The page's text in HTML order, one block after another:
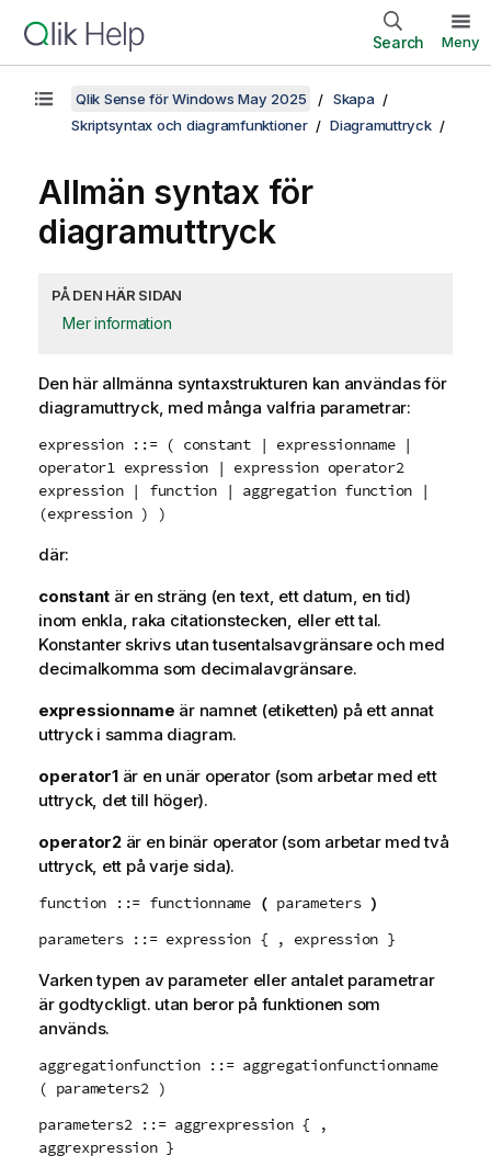
Search Meny
Qlik Sense för Windows May 2025
Skapa
Skriptsyntax och diagramfunktioner
Diagramuttryck
Allmän syntax för
diagramuttryck
PÅ DEN HÄR SIDAN
Mer information
Den här allmänna syntaxstrukturen kan användas för
diagramuttryck, med många valfria parametrar:
expression ::= ( constant | expressionname |
operator1 expression | expression operator2
expression | function | aggregation function |
(expression ) )
där:
constant är en sträng (en text, ett datum, en tid)
inom enkla, raka citationstecken, eller ett tal.
Konstanter skrivs utan tusentalsavgränsare och med
decimalkomma som decimalavgränsare.
expressionname är namnet (etiketten) på ett annat
uttryck i samma diagram.
operator1är en unär operator (som arbetar med ett
uttryck, det till höger).
operator2är en binär operator (som arbetar med två
uttryck, ett på varje sida).
function ::= functionname ( parameters )
parameters ::= expression { , expression }
Varken typen av parameter eller antalet parametrar
är godtyckligt. utan beror på funktionen som
används.
aggregationfunction ::= aggregationfunctionname
( parameters2 )
parameters2 ::= aggrexpression { ,
aggrexpression }